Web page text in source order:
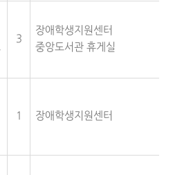
3
장애학생지원센터
중앙도서관 휴게실
1 장애학생지원센터